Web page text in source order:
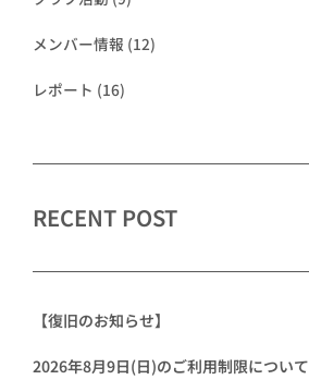
メンバー情報 (12)
レポート (16)
RECENT POST
【復旧のお知らせ】
2026年8月9日(日)のご利用制限について